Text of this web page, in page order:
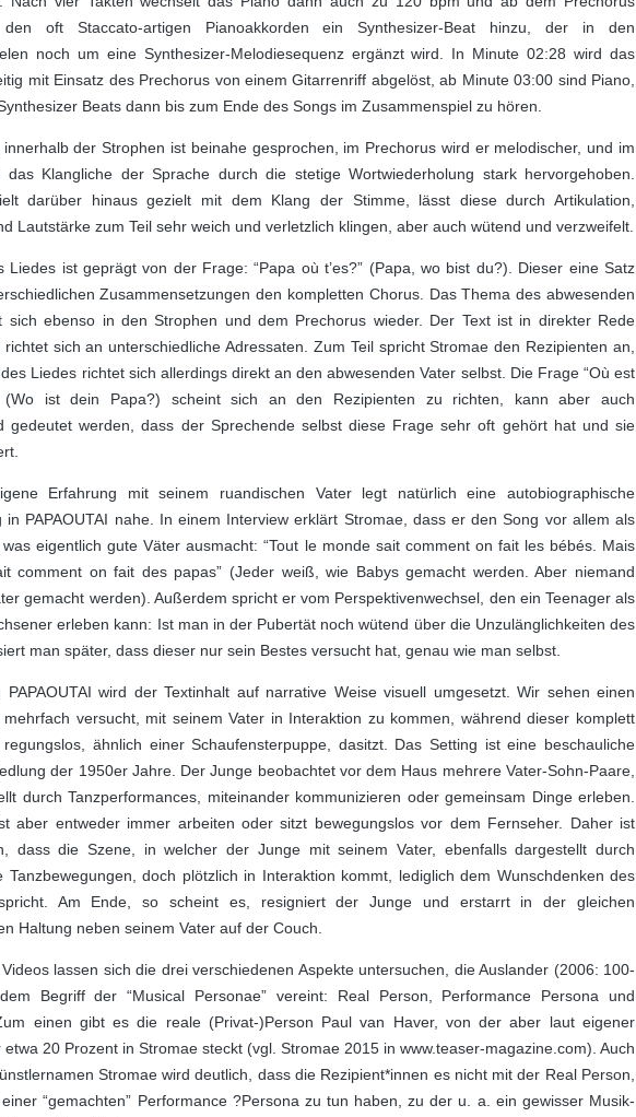
oft Staccato-artigen Pianoakkorden ein Synthesizer-Beat hinzu, der in den
noch um eine Synthesizer-Melodiesequenz ergänzt wird. In Minute 02:28 wird das
mit Einsatz des Prechorus von einem Gitarrenriff abgelöst, ab Minute 03:00 sind Piano,
Beats dann bis zum Ende des Songs im Zusammenspiel zu hören.
der Strophen ist beinahe gesprochen, im Prechorus wird er melodischer, und im
das Klangliche der Sprache durch die stetige Wortwiederholung stark hervorgehoben.
darüber hinaus gezielt mit dem Klang der Stimme, lässt diese durch Artikulation,
Lautstärke zum Teil sehr weich und verletzlich klingen, aber auch wütend und verzweifelt.
Liedes ist geprägt von der Frage: “Papa où t’es?” (Papa, wo bist du?). Dieser eine Satz
Zusammensetzungen den kompletten Chorus. Das Thema des abwesenden
sich ebenso in den Strophen und dem Prechorus wieder. Der Text ist in direkter Rede
sich an unterschiedliche Adressaten. Zum Teil spricht Stromae den Rezipienten an,
Liedes richtet sich allerdings direkt an den abwesenden Vater selbst. Die Frage “Où est
(Wo ist dein Papa?) scheint sich an den Rezipienten zu richten, kann aber auch
gedeutet werden, dass der Sprechende selbst diese Frage sehr oft gehört hat und sie
Erfahrung mit seinem ruandischen Vater legt natürlich eine autobiographische
in PAPAOUTAI nahe. In einem Interview erklärt Stromae, dass er den Song vor allem als
eigentlich gute Väter ausmacht: “Tout le monde sait comment on fait les bébés. Mais
comment on fait des papas” (Jeder weiß, wie Babys gemacht werden. Aber niemand
gemacht werden). Außerdem spricht er vom Perspektivenwechsel, den ein Teenager als
erleben kann: Ist man in der Pubertät noch wütend über die Unzulänglichkeiten des
man später, dass dieser nur sein Bestes versucht hat, genau wie man selbst.
PAPAOUTAI wird der Textinhalt auf narrative Weise visuell umgesetzt. Wir sehen einen
versucht, mit seinem Vater in Interaktion zu kommen, während dieser komplett
ähnlich einer Schaufensterpuppe, dasitzt. Das Setting ist eine beschauliche
der 1950er Jahre. Der Junge beobachtet vor dem Haus mehrere Vater-Sohn-Paare,
durch Tanzperformances, miteinander kommunizieren oder gemeinsam Dinge erleben.
aber entweder immer arbeiten oder sitzt bewegungslos vor dem Fernseher. Daher ist
dass die Szene, in welcher der Junge mit seinem Vater, ebenfalls dargestellt durch
Tanzbewegungen, doch plötzlich in Interaktion kommt, lediglich dem Wunschdenken des
Am Ende, so scheint es, resigniert der Junge und erstarrt in der gleichen
Haltung neben seinem Vater auf der Couch.
lassen sich die drei verschiedenen Aspekte untersuchen, die Auslander (2006: 100-
Begriff der “Musical Personae” vereint: Real Person, Performance Persona und
einen gibt es die reale (Privat-)Person Paul van Haver, von der aber laut eigener
etwa 20 Prozent in Stromae steckt (vgl. Stromae 2015 in www.teaser-magazine.com). Auch
Stromae wird deutlich, dass die Rezipient*innen es nicht mit der Real Person,
“gemachten” Performance ?Persona zu tun haben, zu der u. a. ein gewisser Musik-